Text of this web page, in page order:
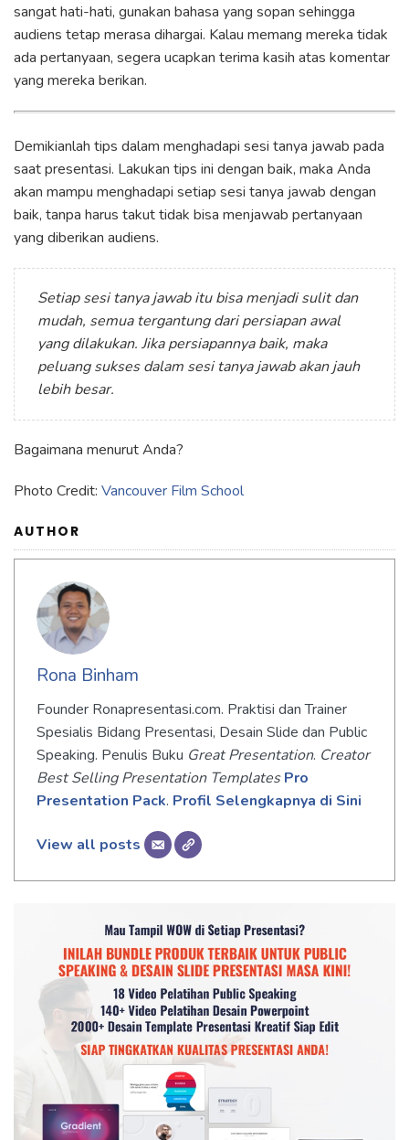
sangat hati-hati, gunakan bahasa yang sopan sehingga
audiens tetap merasa dihargai. Kalau memang mereka tidak
ada pertanyaan, segera ucapkan terima kasih atas komentar
yang mereka berikan.
Demikianlah tips dalam menghadapi sesi tanya jawab pada
saat presentasi. Lakukan tips ini dengan baik, maka Anda
akan mampu menghadapi setiap sesi tanya jawab dengan
baik, tanpa harus takut tidak bisa menjawab pertanyaan
yang diberikan audiens.
Setiap sesi tanya jawab itu bisa menjadi sulit dan
mudah, semua tergantung dari persiapan awal
yang dilakukan. Jika persiapannya baik, maka
peluang sukses dalam sesi tanya jawab akan jauh
lebih besar.
Bagaimana menurut Anda?
Photo Credit: Vancouver Film School
AUTHOR
Rona Binham
Founder Ronapresentasi.com. Praktisi dan Trainer
Spesialis Bidang Presentasi, Desain Slide dan Public
Speaking. Penulis Buku Great Presentation. Creator
Best Selling Presentation Templates Pro
Presentation Pack. Profil Selengkapnya di Sini
View all posts